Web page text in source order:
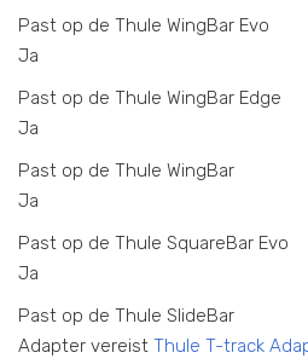
Past op de Thule WingBar Evo
Ja
Past op de Thule WingBar Edge
Ja
Past op de Thule WingBar
Ja
Past op de Thule SquareBar Evo
Ja
Past op de Thule SlideBar
Adapter vereist Thule T-track